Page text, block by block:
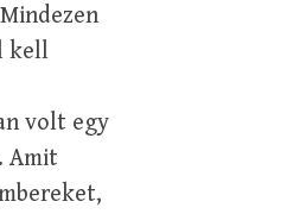
kell
volt egy
Amit